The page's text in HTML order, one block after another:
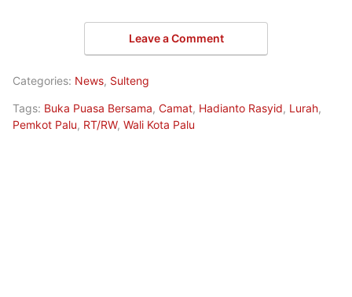
Leave a Comment
Categories: News, Sulteng
Tags: Buka Puasa Bersama, Camat, Hadianto Rasyid, Lurah,
Pemkot Palu, RT/RW, Wali Kota Palu